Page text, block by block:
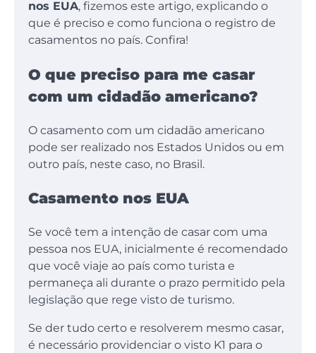
nos EUA, fizemos este artigo, explicando o
que é preciso e como funciona o registro de
casamentos no país. Confira!
O que preciso para me casar
com um cidadão americano?
O casamento com um cidadão americano
pode ser realizado nos Estados Unidos ou em
outro país, neste caso, no Brasil.
Casamento nos EUA
Se você tem a intenção de casar com uma
pessoa nos EUA, inicialmente é recomendado
que você viaje ao país como turista e
permaneça ali durante o prazo permitido pela
legislação que rege visto de turismo.
Se der tudo certo e resolverem mesmo casar,
é necessário providenciar o visto K1 para o